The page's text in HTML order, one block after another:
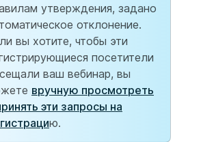
утверждения, задано
отклонение.
вы хотите, чтобы эти
посетители
ваш вебинар, вы
вручную просмотреть
эти запросы на
ю.